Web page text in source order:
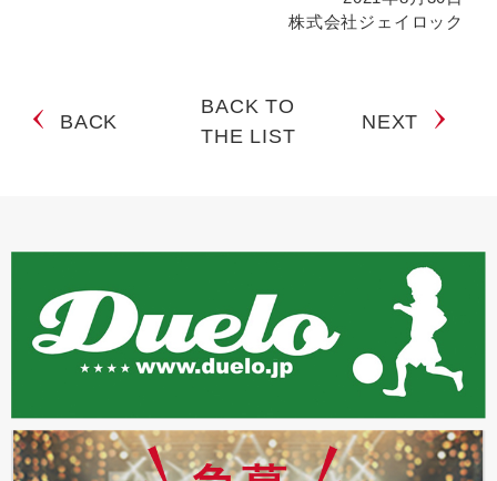
株式会社ジェイロック
BACK
BACK TO
THE LIST
NEXT